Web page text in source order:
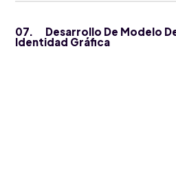
07. Desarrollo De Modelo
Identidad Gráfica